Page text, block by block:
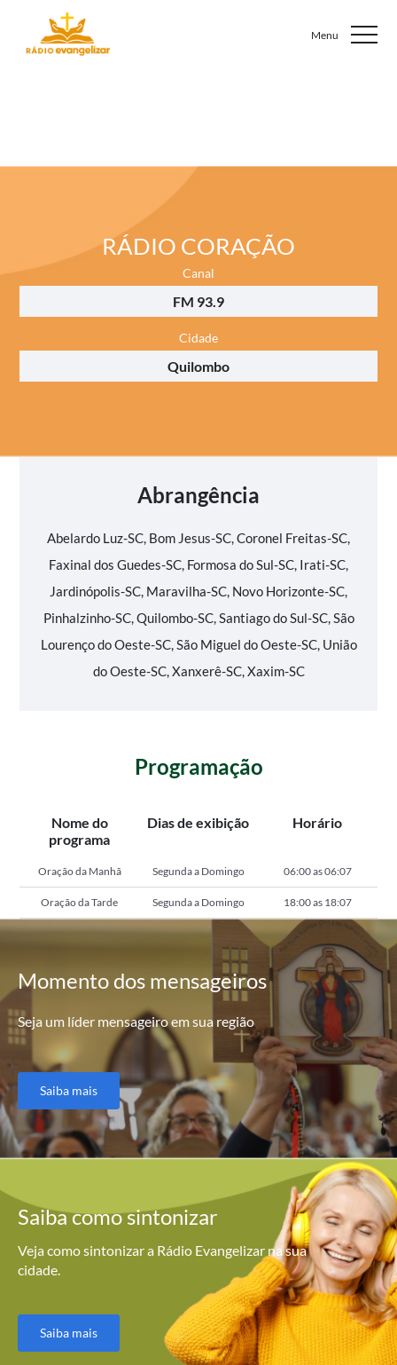
RÁDIO CORAÇÃO
Canal
FM 93.9
Cidade
Quilombo
Abrangência
Abelardo Luz-SC, Bom Jesus-SC, Coronel Freitas-SC,
Faxinal dos Guedes-SC, Formosa do Sul-SC, Irati-SC,
Jardinópolis-SC, Maravilha-SC, Novo Horizonte-SC,
Pinhalzinho-SC, Quilombo-SC, Santiago do Sul-SC, São
Lourenço do Oeste-SC, São Miguel do Oeste-SC, União
do Oeste-SC, Xanxerê-SC, Xaxim-SC
Programação
Nome do
programa
Dias de exibição Horário
Oração da Manhã Segunda a Domingo 06:00 as 06:07
Oração da Tarde Segunda a Domingo 18:00 as 18:07
Momentodos mensageiros
Seja um líder mensageiro em sua região
Saiba mais
Saiba comosintonizar
Veja como sintonizar a Rádio Evangelizar na sua
cidade.
Saiba mais